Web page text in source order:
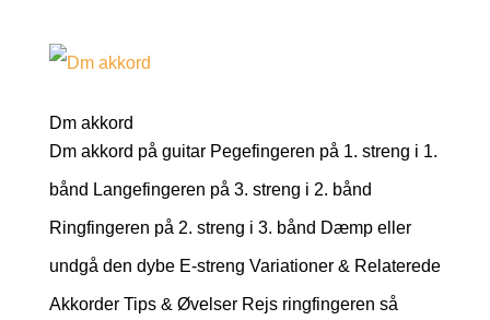
Dm akkord
Dm akkord på guitar Pegefingeren på 1. streng i 1.
bånd Langefingeren på 3. streng i 2. bånd
Ringfingeren på 2. streng i 3. bånd Dæmp eller
undgå den dybe E-streng Variationer & Relaterede
Akkorder Tips & Øvelser Rejs ringfingeren så